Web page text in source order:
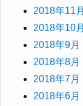
2018年11月
2018年10月
2018年9月
2018年8月
2018年7月
2018年6月